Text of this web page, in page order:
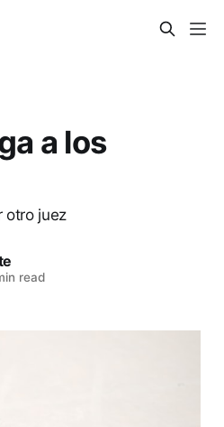
a los
otro juez
read